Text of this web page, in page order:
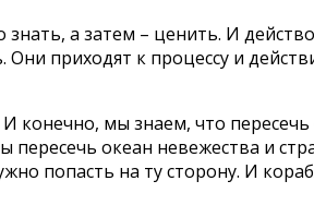
а затем – ценить. И
приходят к процессу и
конечно, мы знаем, что
океан невежества и
попасть на ту сторону. И